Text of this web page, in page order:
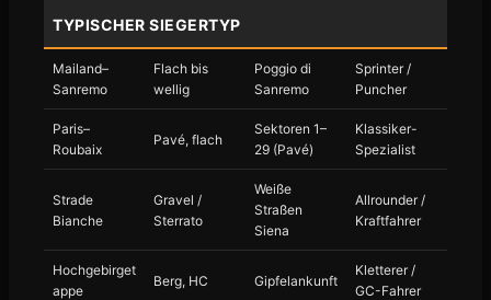
TYPISCHER SIEGERTYP
Mailand–
Sanremo
Flach bis
wellig
Poggio di
Sanremo
Sprinter /
Puncher
Paris–
Roubaix
Pavé, flach
Sektoren 1–
29 (Pavé)
Klassiker-
Spezialist
Strade
Bianche
Gravel /
Sterrato
Weiße
Straßen
Siena
Allrounder /
Kraftfahrer
Hochgebirget
appe
Berg, HC Gipfelankunft
Kletterer /
GC-Fahrer